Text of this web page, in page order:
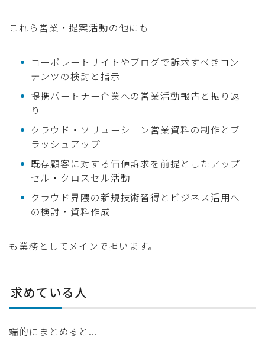
これら営業・提案活動の他にも
コーポレートサイトやブログで訴求すべきコン
テンツの検討と指示
提携パートナー企業への営業活動報告と振り返
り
クラウド・ソリューション営業資料の制作とブ
ラッシュアップ
既存顧客に対する価値訴求を前提としたアップ
セル・クロスセル活動
クラウド界隈の新規技術習得とビジネス活用へ
の検討・資料作成
も業務としてメインで担います。
求めている人
端的にまとめると...